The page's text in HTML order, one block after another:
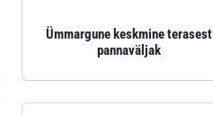
Ümmargune keskmine terasest
pannaväljak